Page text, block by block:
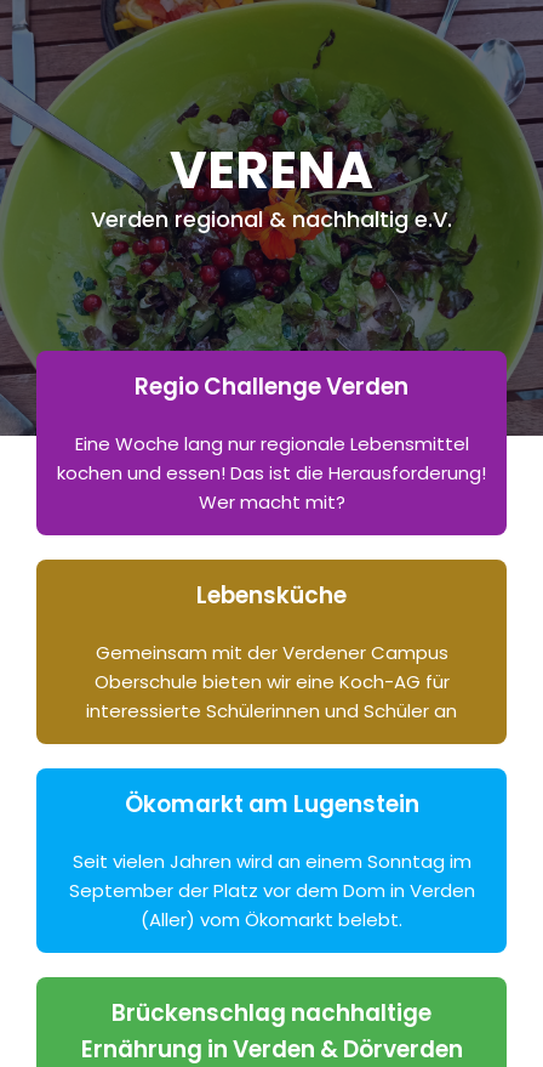
VERENA
Verden regional & nachhaltig e.V.
Regio Challenge Verden
Eine Woche lang nur regionale Lebensmittel
kochen und essen! Das ist die Herausforderung!
Wer macht mit?
Lebensküche
Gemeinsam mit der Verdener Campus
Oberschule bieten wir eine Koch-AG für
interessierte Schülerinnen und Schüler an
Ökomarkt am Lugenstein
Seit vielen Jahren wird an einem Sonntag im
September der Platz vor dem Dom in Verden
(Aller) vom Ökomarkt belebt.
Brückenschlag nachhaltige
Ernährung in Verden & Dörverden